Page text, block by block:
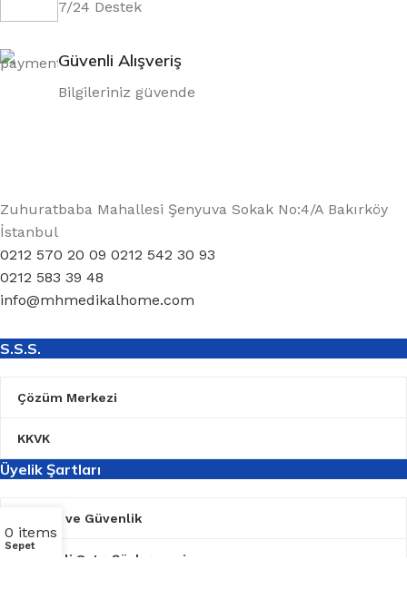
7/24 Destek
Güvenli Alışveriş
Bilgileriniz güvende
Zuhuratbaba Mahallesi Şenyuva Sokak No:4/A Bakırköy
İstanbul
0212 570 20 09 0212 542 30 93
0212 583 39 48
info@mhmedikalhome.com
S.S.S.
Çözüm Merkezi
KKVK
Üyelik Şartları
Gizlilik ve Güvenlik
Mesafeli Satış Şözleşmesi
0 items
Sepet